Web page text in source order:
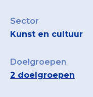
Sector
Kunst en cultuur
Doelgroepen
2 doelgroepen